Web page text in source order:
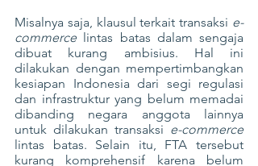
Misalnya saja, klausul terkait transaksi e-
commerce lintas batas dalam sengaja
dibuat kurang ambisius. Hal ini
dilakukan dengan mempertimbangkan
kesiapan Indonesia dari segi regulasi
dan infrastruktur yang belum memadai
dibanding negara anggota lainnya
untuk dilakukan transaksi e-commerce
lintas batas. Selain itu, FTA tersebut
kurang komprehensif karena belum